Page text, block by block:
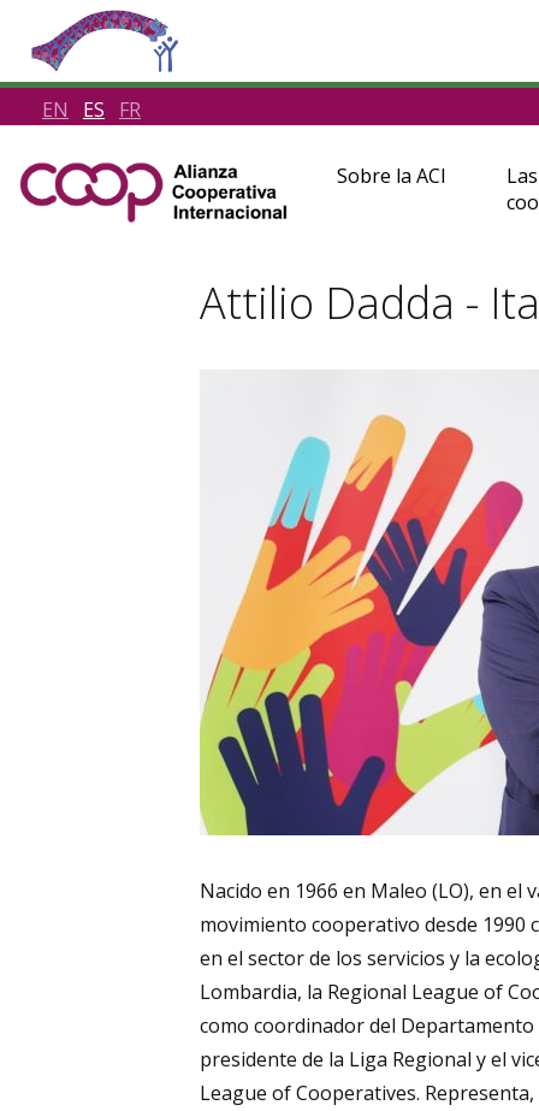
EN ES FR
Sobre la ACI
Las
Attilio Dadda -
Nacido en 1966 en Maleo (LO), en el
movimiento cooperativo desde 1990
en el sector de los servicios y la
Lombardia, la Regional League of
como coordinador del
presidente de la Liga Regional y el
League of Cooperatives.